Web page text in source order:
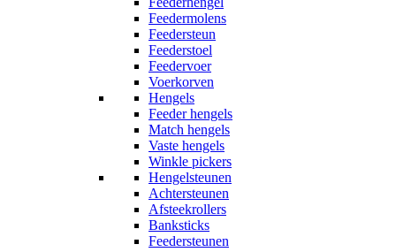
Feedermolens
Feedersteun
Feederstoel
Feedervoer
Voerkorven
Hengels
Feeder hengels
Match hengels
Vaste hengels
Winkle pickers
Hengelsteunen
Achtersteunen
Afsteekrollers
Banksticks
Feedersteunen